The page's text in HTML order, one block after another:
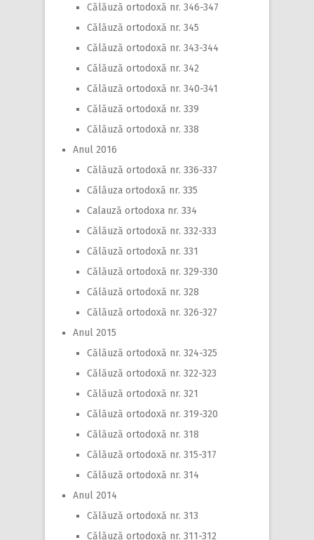
Călăuză ortodoxă nr. 346-347
Călăuză ortodoxă nr. 345
Călăuză ortodoxă nr. 343-344
Călăuză ortodoxă nr. 342
Călăuză ortodoxă nr. 340-341
Călăuză ortodoxă nr. 339
Călăuză ortodoxă nr. 338
Anul 2016
Călăuză ortodoxă nr. 336-337
Călăuza ortodoxă nr. 335
Calauză ortodoxa nr. 334
Călăuză ortodoxă nr. 332-333
Călăuză ortodoxă nr. 331
Călăuză ortodoxă nr. 329-330
Călăuză ortodoxă nr. 328
Călăuză ortodoxă nr. 326-327
Anul 2015
Călăuză ortodoxă nr. 324-325
Călăuză ortodoxă nr. 322-323
Călăuză ortodoxă nr. 321
Călăuză ortodoxă nr. 319-320
Călăuză ortodoxă nr. 318
Călăuză ortodoxă nr. 315-317
Călăuză ortodoxă nr. 314
Anul 2014
Călăuză ortodoxă nr. 313
Călăuză ortodoxă nr. 311-312